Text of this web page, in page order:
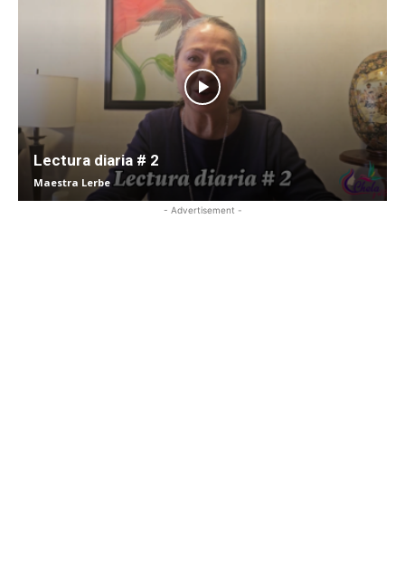
Lectura diaria # 2
Maestra Lerbe
- Advertisement -